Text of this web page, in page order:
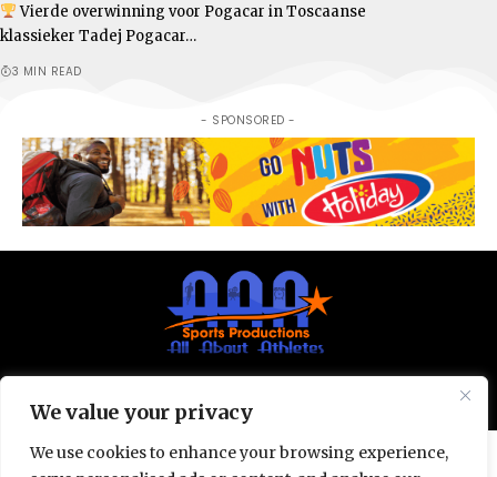
We value your privacy
We use cookies to enhance your browsing experience,
Vierde overwinning voor Pogacar in Toscaanse
klassieker Tadej Pogacar…
3 MIN READ
- SPONSORED -
© All Rights Reserved 2025.